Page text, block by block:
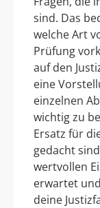
sind. Das
welche Art
Prüfung
auf den
eine
einzelnen
wichtig zu
Ersatz für
gedacht
wertvollen
erwartet
deine